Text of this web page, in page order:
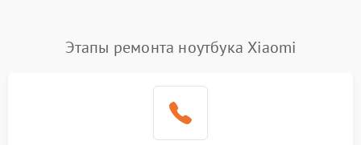
невозможность зарядки,
2500 ₽ Подробнее →
2000 ₽
Этапы ремонта ноутбука Xiaomi